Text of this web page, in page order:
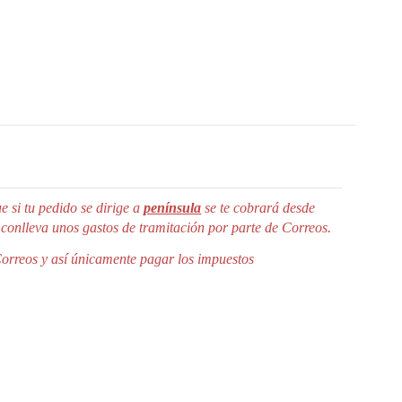
si tu pedido se dirige apenínsula se te cobrará desde
unos gastos de tramitación por parte de Correos.
y así únicamente pagar los impuestos